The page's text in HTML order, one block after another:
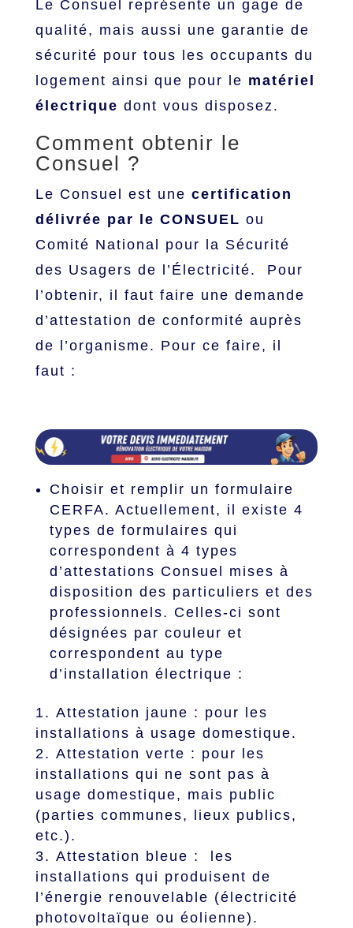
Le Consuel représente un gage de
qualité, mais aussi une garantie de
sécurité pour tous les occupants du
logement ainsi que pour le matériel
électrique dont vous disposez.
Comment obtenir le
Consuel ?
Le Consuel est une certification
délivrée par le CONSUEL ou
Comité National pour la Sécurité
des Usagers de l’Électricité. Pour
l’obtenir, il faut faire une demande
d’attestation de conformité auprès
de l’organisme. Pour ce faire, il
faut :
Choisir et remplir un formulaire
CERFA. Actuellement, il existe 4
types de formulaires qui
correspondent à 4 types
d’attestations Consuel mises à
disposition des particuliers et des
professionnels. Celles-ci sont
désignées par couleur et
correspondent au type
d’installation électrique :
Attestation jaune : pour les
installations à usage domestique.
Attestation verte : pour les
installations qui ne sont pas à
usage domestique, mais public
(parties communes, lieux publics,
etc.).
Attestation bleue : les
installations qui produisent de
l’énergie renouvelable (électricité
photovoltaïque ou éolienne).